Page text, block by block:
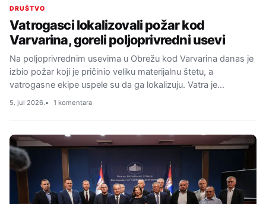
DRUŠTVO
Vatrogasci lokalizovali požar kod
Varvarina, goreli poljoprivredni usevi
Na poljoprivrednim usevima u Obrežu kod Varvarina danas je
izbio požar koji je pričinio veliku materijalnu štetu, a
vatrogasne ekipe uspele su da ga lokalizuju. Vatra je…
5. jul 2026. 1 komentara